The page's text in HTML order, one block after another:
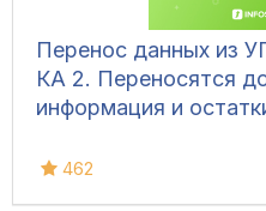
Перенос данных из
КА 2. Переносятся
информация и
462